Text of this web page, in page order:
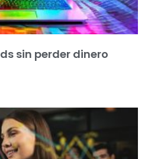
sin perder dinero